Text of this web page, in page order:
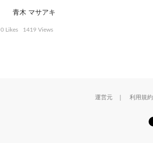
青木 マサアキ
0 Likes 1419 Views
運営元 利用規約